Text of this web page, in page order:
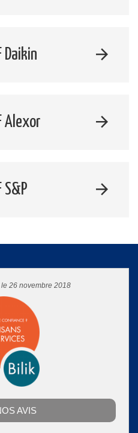
Daikin
Alexor
S&P
26 novembre 2018
AVIS